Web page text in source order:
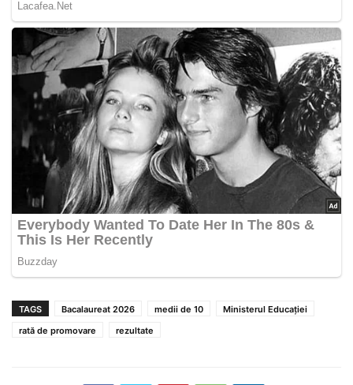
TAGS Bacalaureat 2026 medii de 10
Ministerul Educației
rată de promovare
rezultate